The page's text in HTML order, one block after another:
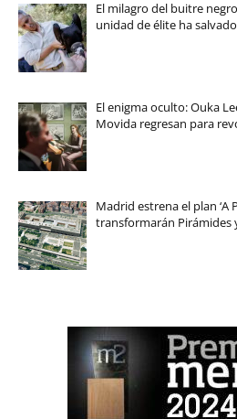
El milagro del buitre
unidad de élite ha
El enigma oculto: Ouka
Movida regresan para
Madrid estrena el plan ‘A
transformarán Pirámides